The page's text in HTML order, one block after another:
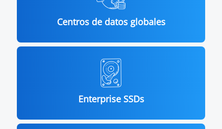
Centros de datos globales
Enterprise SSDs